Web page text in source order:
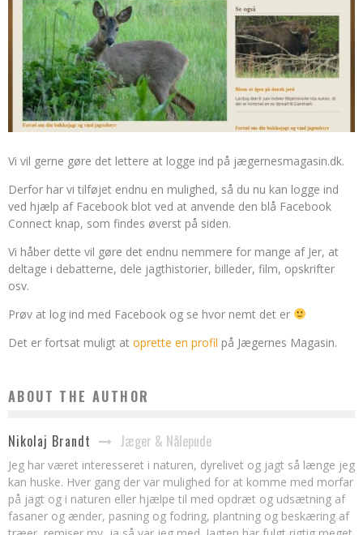
Vi vil gerne gøre det lettere at logge ind på jægernesmagasin.dk.
Derfor har vi tilføjet endnu en mulighed, så du nu kan logge ind
ved hjælp af Facebook blot ved at anvende den blå Facebook
Connect knap, som findes øverst på siden.
Vi håber dette vil gøre det endnu nemmere for mange af Jer, at
deltage i debatterne, dele jagthistorier, billeder, film, opskrifter
osv.
Prøv at log ind med Facebook og se hvor nemt det er
Det er fortsat muligt at oprette en profil på Jægernes Magasin.
ABOUT THE AUTHOR
Nikolaj Brandt Jæger & Nålepude
Jeg har været interesseret i naturen, dyrelivet og jagt så længe jeg
kan huske. Hver gang der var mulighed for at komme med morfar
på jagt og i naturen eller hjælpe til med opdræt og udsætning af
fasaner og ænder, pasning og fodring, plantning og beskæring af